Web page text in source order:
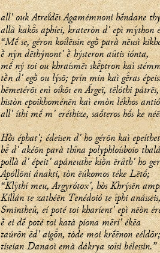
all' ouk Atreḯdēı Agamémnoni hḗndane
allà kaks aphíei, krateròn d' epì mŷthon
“Mḗ se, géron koílēısin egṑ parà nēusì
ḕ nŷn dēthýnont' ḕ hýsteron aûtis iónta,
mḗ ný toi ou khraísmēı skptron kaì
tḕn d' egṑ ou lýsō; prín min kaì gras
hēmetérōı enì oíkōı en Árgeï, tēlóthi pátrēs,
històn epoikhoménēn kaì emòn lékhos
all' íthi mḗ m' eréthize, saṓteros hṓs ke
Hṑs éphat'; édeisen d' ho gérōn kaì
b d' akéōn parà thîna polyphloísboio
pollà d' épeit' apáneuthe kiṑn ērâth' ho
Apóllōni ánakti, tòn ēúkomos téke Lētṓ;
“Klŷthí meu, Argyrótox', hòs Khrýsēn
Kíllán te zathéēn Tenédoió te îphi anásseis,
Smintheû, eí poté toi kharíent' epì nēòn
ḕ ei dḗ poté toi katà píona mērí' ékēa
taúrōn ēd' aign, tòde moi krḗēnon eéldōr;
tíseian Danaoì emà dákrya soîsi bélessin.”